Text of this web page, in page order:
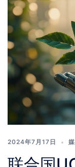
2024年7月17日